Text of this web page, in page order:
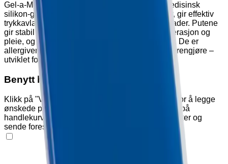
Gel‑a‑Med® posisjoneringsputer er laget av medisinsk
silikon‑gel som tilpasser seg kroppens konturer, gir effektiv
trykkavlastning og bidrar til å forebygge trykkskader. Putene
gir stabil og komfortabel støtte i behandling, operasjon og
pleie, og egner seg for sensitive kroppsområder. De er
allergivennlige, lateksfrie, slitesterke og enkle å rengjøre –
utviklet for profesjonell bruk i helsevesenet.
Benytt handlekurven
Klikk på "Varianter" og "Tilleggsutstyr" nedenfor for å legge
ønskede produkter i handlekurven. Klikk deretter på
handlekurv-ikonet øverst på siden for å se produkter og
sende forespørsel om pristilbud eller bestilling.